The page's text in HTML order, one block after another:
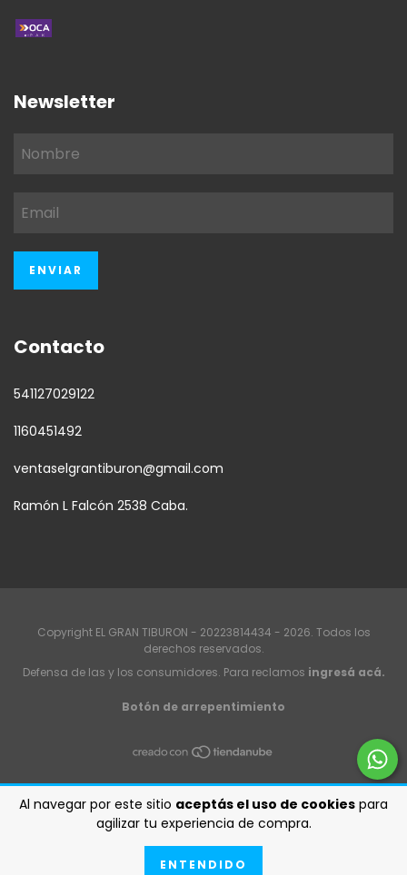
Al navegar por este sitio aceptás el uso de cookies para
agilizar tu experiencia de compra.
ENTENDIDO
Newsletter
Contacto
541127029122
1160451492
ventaselgrantiburon@gmail.com
Ramón L Falcón 2538 Caba.
Copyright EL GRAN TIBURON - 20223814434 - 2026. Todos los
derechos reservados.
Defensa de las y los consumidores. Para reclamos ingresá acá.
Botón de arrepentimiento